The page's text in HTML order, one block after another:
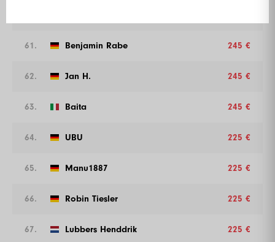
61. Benjamin Rabe 245 €
62. Jan H. 245 €
63. Baita 245 €
64. UBU 225 €
65. Manu1887 225 €
66. Robin Tiesler 225 €
67. Lubbers Henddrik 225 €